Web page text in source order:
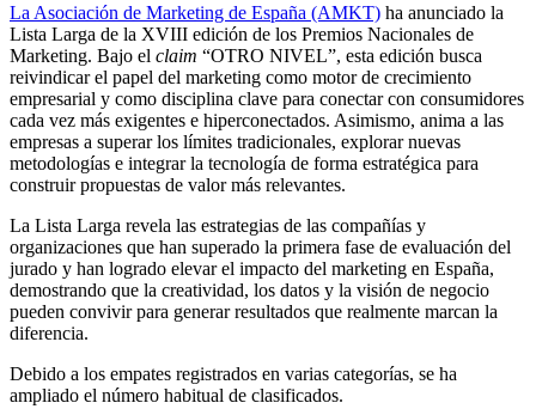
La Asociación de Marketing de España (AMKT) ha anunciado la
Lista Larga de la XVIII edición de los Premios Nacionales de
Marketing. Bajo el claim “OTRO NIVEL”, esta edición busca
reivindicar el papel del marketing como motor de crecimiento
empresarial y como disciplina clave para conectar con consumidores
cada vez más exigentes e hiperconectados. Asimismo, anima a las
empresas a superar los límites tradicionales, explorar nuevas
metodologías e integrar la tecnología de forma estratégica para
construir propuestas de valor más relevantes.
La Lista Larga revela las estrategias de las compañías y
organizaciones que han superado la primera fase de evaluación del
jurado y han logrado elevar el impacto del marketing en España,
demostrando que la creatividad, los datos y la visión de negocio
pueden convivir para generar resultados que realmente marcan la
diferencia.
Debido a los empates registrados en varias categorías, se ha
ampliado el número habitual de clasificados.